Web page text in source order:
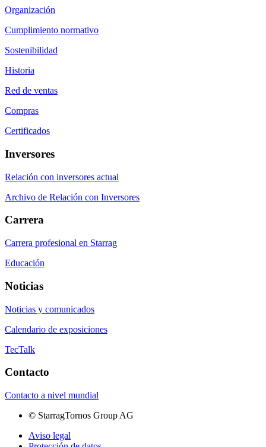
Organización
Cumplimiento normativo
Sostenibilidad
Historia
Red de ventas
Compras
Certificados
Inversores
Relación con inversores actual
Archivo de Relación con Inversores
Carrera
Carrera profesional en Starrag
Educación
Noticias
Noticias y comunicados
Calendario de exposiciones
TecTalk
Contacto
Contacto a nivel mundial
© StarragTornos Group AG
Aviso legal